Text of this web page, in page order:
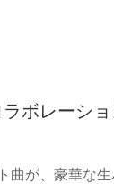
ボレーシ
曲が、豪華な